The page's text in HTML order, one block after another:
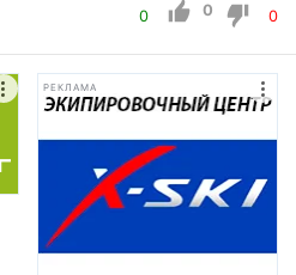
0 0 0
РЕКЛАМА